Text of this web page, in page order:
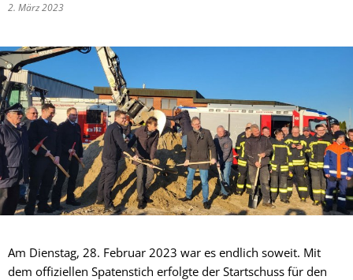
2. März 2023
Am Dienstag, 28. Februar 2023 war es endlich soweit. Mit
dem offiziellen Spatenstich erfolgte der Startschuss für den